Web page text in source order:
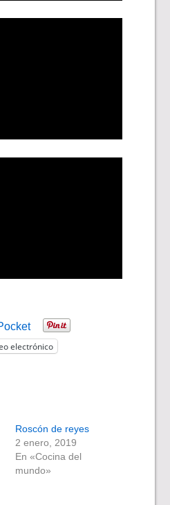
electrónico
Roscón de reyes
2 enero, 2019
En «Cocina del
mundo»